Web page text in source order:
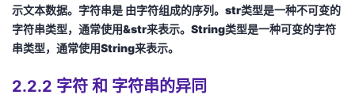
示文本数据。字符串是 由字符组成的序列。str类型是一种不可变的
字符串类型，通常使用&str来表示。String类型是一种可变的字符
串类型，通常使用String来表示。
2.2.2 字符 和 字符串的异同